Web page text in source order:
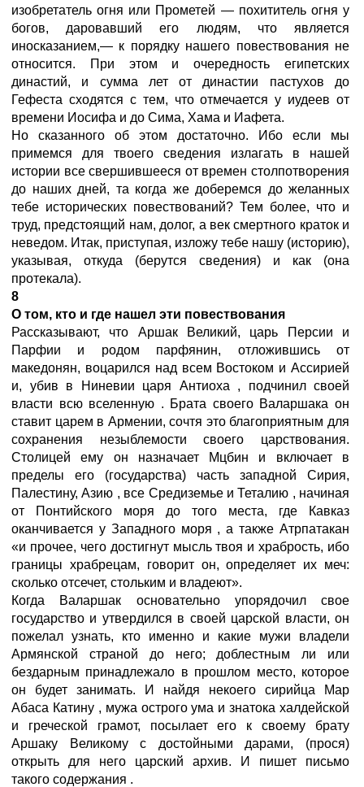
изобретатель огня или Прометей — похититель огня у
богов, даровавший его людям, что является
иносказанием,— к порядку нашего повествования не
относится. При этом и очередность египетских
династий, и сумма лет от династии пастухов до
Гефеста сходятся с тем, что отмечается у иудеев от
времени Иосифа и до Сима, Хама и Иафета.
Но сказанного об этом достаточно. Ибо если мы
примемся для твоего сведения излагать в нашей
истории все свершившееся от времен столпотворения
до наших дней, та когда же доберемся до желанных
тебе исторических повествований? Тем более, что и
труд, предстоящий нам, долог, а век смертного краток и
неведом. Итак, приступая, изложу тебе нашу (историю),
указывая, откуда (берутся сведения) и как (она
протекала).
8
О том, кто и где нашел эти повествования
Рассказывают, что Аршак Великий, царь Персии и
Парфии и родом парфянин, отложившись от
македонян, воцарился над всем Востоком и Ассирией
и, убив в Ниневии царя Антиоха , подчинил своей
власти всю вселенную . Брата своего Валаршака он
ставит царем в Армении, сочтя это благоприятным для
сохранения незыблемости своего царствования.
Столицей ему он назначает Мцбин и включает в
пределы его (государства) часть западной Сирия,
Палестину, Азию , все Средиземье и Теталию , начиная
от Понтийского моря до того места, где Кавказ
оканчивается у Западного моря , а также Атрпатакан
«и прочее, чего достигнут мысль твоя и храбрость, ибо
границы храбрецам, говорит он, определяет их меч:
сколько отсечет, стольким и владеют».
Когда Валаршак основательно упорядочил свое
государство и утвердился в своей царской власти, он
пожелал узнать, кто именно и какие мужи владели
Армянской страной до него; доблестным ли или
бездарным принадлежало в прошлом место, которое
он будет занимать. И найдя некоего сирийца Мар
Абаса Катину , мужа острого ума и знатока халдейской
и греческой грамот, посылает его к своему брату
Аршаку Великому с достойными дарами, (прося)
открыть для него царский архив. И пишет письмо
такого содержания .